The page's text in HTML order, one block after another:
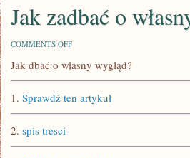
Jak zadbać o
COMMENTS OFFON
ZADBAĆ
WYGLĄD?
Jak dbać o własny wygląd?
1. Sprawdź ten artykuł
2. spis tresci